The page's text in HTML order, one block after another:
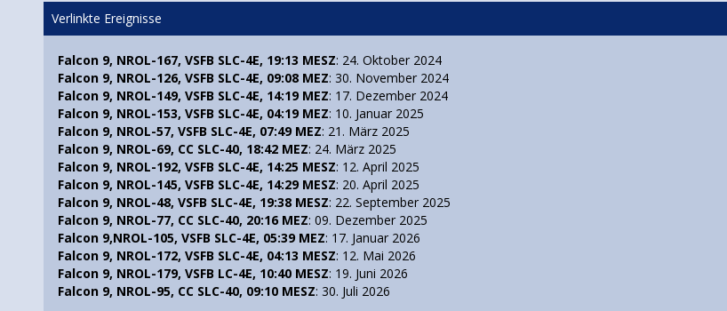
Verlinkte Ereignisse
Falcon 9, NROL-167, VSFB SLC-4E, 19:13 MESZ: 24. Oktober 2024
Falcon 9, NROL-126, VSFB SLC-4E, 09:08 MEZ: 30. November 2024
Falcon 9, NROL-149, VSFB SLC-4E, 14:19 MEZ: 17. Dezember 2024
Falcon 9, NROL-153, VSFB SLC-4E, 04:19 MEZ: 10. Januar 2025
Falcon 9, NROL-57, VSFB SLC-4E, 07:49 MEZ: 21. März 2025
Falcon 9, NROL-69, CC SLC-40, 18:42 MEZ: 24. März 2025
Falcon 9, NROL-192, VSFB SLC-4E, 14:25 MESZ: 12. April 2025
Falcon 9, NROL-145, VSFB SLC-4E, 14:29 MESZ: 20. April 2025
Falcon 9, NROL-48, VSFB SLC-4E, 19:38 MESZ: 22. September 2025
Falcon 9, NROL-77, CC SLC-40, 20:16 MEZ: 09. Dezember 2025
Falcon 9,NROL-105, VSFB SLC-4E, 05:39 MEZ: 17. Januar 2026
Falcon 9, NROL-172, VSFB SLC-4E, 04:13 MESZ: 12. Mai 2026
Falcon 9, NROL-179, VSFB LC-4E, 10:40 MESZ: 19. Juni 2026
Falcon 9, NROL-95, CC SLC-40, 09:10 MESZ: 30. Juli 2026